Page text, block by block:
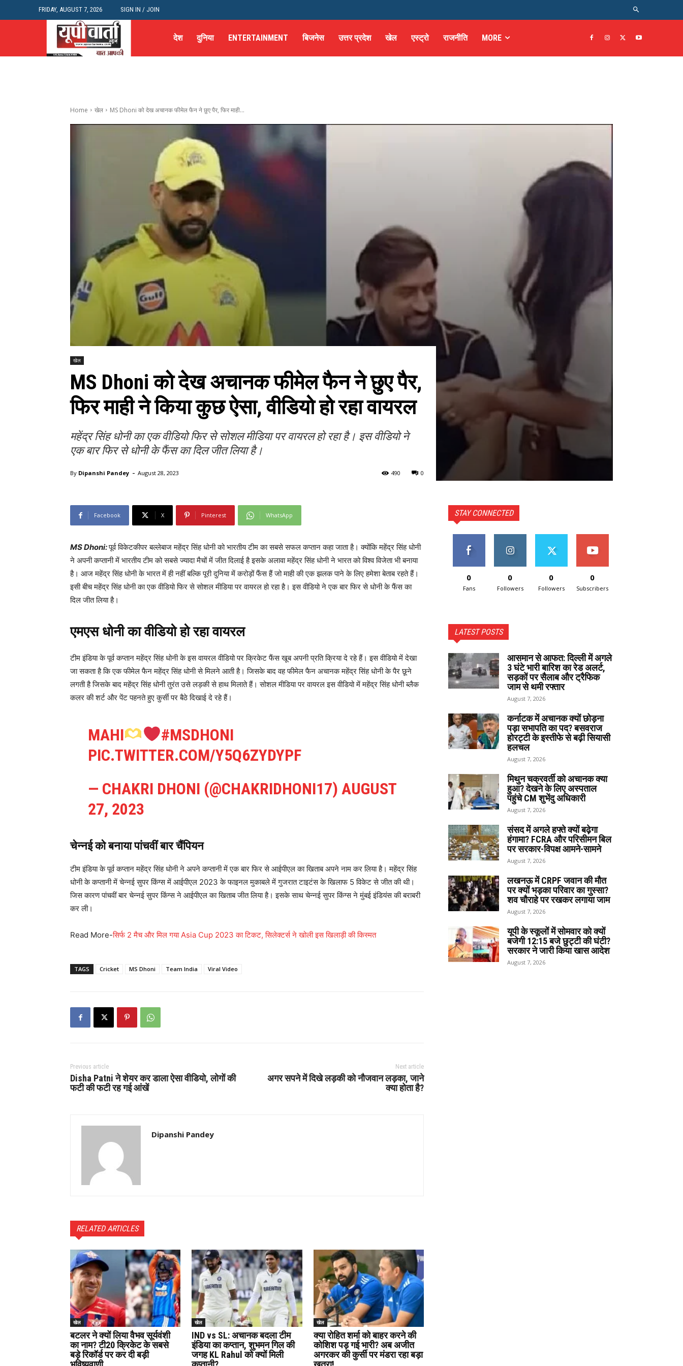
FRIDAY, AUGUST 7, 2026 SIGN IN / JOIN
देश दुनिया ENTERTAINMENT बिजनेस उत्तर प्रदेश खेल एस्ट्रो राजनीति MORE
Home खेल MS Dhoni को देख अचानक फीमेल फैन ने छुए पैर, फिर माही...
खेल
MS Dhoni को देख अचानक फीमेल फैन ने छुए पैर,
फिर माही ने किया कुछ ऐसा, वीडियो हो रहा वायरल
महेंद्र सिंह धोनी का एक वीडियो फिर से सोशल मीडिया पर वायरल हो रहा है। इस वीडियो ने
एक बार फिर से धोनी के फैंस का दिल जीत लिया है।
By Dipanshi Pandey - August 28, 2023 0
490
Facebook X Pinterest WhatsApp
MS Dhoni:पूर्व विकेटकीपर बल्लेबाज महेंद्र सिंह धोनी को भारतीय टीम का सबसे सफल कप्तान कहा जाता है। क्योंकि महेंद्र सिंह धोनी
ने अपनी कप्तानी में भारतीय टीम को सबसे ज्यादा मैचों में जीत दिलाई है इसके अलावा महेंद्र सिंह धोनी ने भारत को विश्व विजेता भी बनाया
है। आज महेंद्र सिंह धोनी के भारत में ही नहीं बल्कि पूरी दुनिया में करोड़ों फैंस हैं जो माही की एक झलक पाने के लिए हमेशा बेताब रहते हैं।
इसी बीच महेंद्र सिंह धोनी का एक वीडियो फिर से सोशल मीडिया पर वायरल हो रहा है। इस वीडियो ने एक बार फिर से धोनी के फैंस का
दिल जीत लिया है।
एमएस धोनी का वीडियो हो रहा वायरल
टीम इंडिया के पूर्व कप्तान महेंद्र सिंह धोनी के इस वायरल वीडियो पर क्रिकेट फैंस खूब अपनी प्रति क्रिया दे रहे हैं। इस वीडियो में देखा
जा सकता है कि एक फीमेल फैन महेंद्र सिंह धोनी से मिलने आती है। जिसके बाद वह फीमेल फैन अचानक महेंद्र सिंह धोनी के पैर छूने
लगती है जिसके बाद महेंद्र सिंह धोनी तुरंत उसे लड़की से हाथ मिलाते हैं। सोशल मीडिया पर वायरल इस वीडियो में महेंद्र सिंह धोनी ब्लैक
कलर की शर्ट और पेंट पहनते हुए कुर्सी पर बैठे दिखाई दे रहे हैं।
MAHI
#MSDHONI
PIC.TWITTER.COM/Y5Q6ZYDYPF
— CHAKRI DHONI (@CHAKRIDHONI17) AUGUST
27, 2023
चेन्नई को बनाया पांचवीं बार चैंपियन
टीम इंडिया के पूर्व कप्तान महेंद्र सिंह धोनी ने अपने कप्तानी में एक बार फिर से आईपीएल का खिताब अपने नाम कर लिया है। महेंद्र सिंह
धोनी के कप्तानी में चेन्नई सुपर किंग्स में आईपीएल 2023 के फाइनल मुकाबले में गुजरात टाइटंस के खिलाफ 5 विकेट से जीत की थी।
जिस कारण पांचवीं बार चेन्नई सुपर किंग्स ने आईपीएल का खिताब जीत लिया है। इसके साथ चेन्नई सुपर किंग्स ने मुंबई इंडियंस की बराबरी
कर ली।
Read More-सिर्फ 2 मैच और मिल गया Asia Cup 2023 का टिकट, सिलेक्टर्स ने खोली इस खिलाड़ी की किस्मत
TAGS Cricket MS Dhoni Team India Viral Video
Previous article
Disha Patni ने शेयर कर डाला ऐसा वीडियो, लोगों की
फटी की फटी रह गई आंखें
Next article
अगर सपने में दिखे लड़की को नौजवान लड़का, जाने
क्या होता है?
Dipanshi Pandey
RELATED ARTICLES
खेल
बटलर ने क्यों लिया वैभव सूर्यवंशी
का नाम? टी20 क्रिकेट के सबसे
बड़े रिकॉर्ड पर कर दी बड़ी
खेल
IND vs SL: अचानक बदला टीम
इंडिया का कप्तान, शुभमन गिल की
जगह KL Rahul को क्यों मिली
खेल
क्या रोहित शर्मा को बाहर करने की
कोशिश पड़ गई भारी? अब अजीत
अगरकर की कुर्सी पर मंडरा रहा बड़ा
STAY CONNECTED
0
Fans
0
Followers
0
Followers
0
Subscribers
LATEST POSTS
आसमान से आफत: दिल्ली में अगले
3 घंटे भारी बारिश का रेड अलर्ट,
सड़कों पर सैलाब और ट्रैफिक
जाम से थमी रफ्तार
August 7, 2026
कर्नाटक में अचानक क्यों छोड़ना
पड़ा सभापति का पद? बसवराज
होरट्टी के इस्तीफे से बढ़ी सियासी
हलचल
August 7, 2026
मिथुन चक्रवर्ती को अचानक क्या
हुआ? देखने के लिए अस्पताल
पहुंचे CM शुभेंदु अधिकारी
August 7, 2026
संसद में अगले हफ्ते क्यों बढ़ेगा
हंगामा? FCRA और परिसीमन बिल
पर सरकार-विपक्ष आमने-सामने
August 7, 2026
लखनऊ में CRPF जवान की मौत
पर क्यों भड़का परिवार का गुस्सा?
शव चौराहे पर रखकर लगाया जाम
August 7, 2026
यूपी के स्कूलों में सोमवार को क्यों
बजेगी 12:15 बजे छुट्टी की घंटी?
सरकार ने जारी किया खास आदेश
August 7, 2026